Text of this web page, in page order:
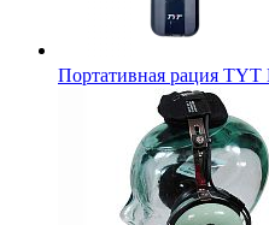
Портативная рация TYT